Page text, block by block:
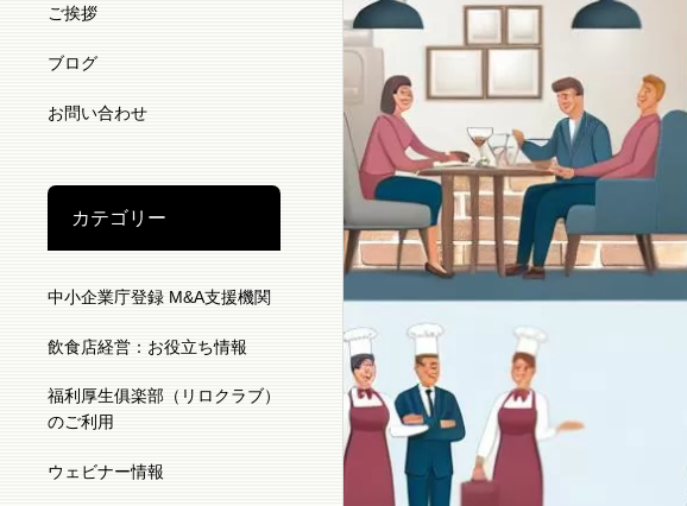
ご挨拶
ブログ
お問い合わせ
カテゴリー
中小企業庁登録 M&A支援機関
飲食店経営：お役立ち情報
福利厚生俱楽部（リロクラブ）
のご利用
ウェビナー情報